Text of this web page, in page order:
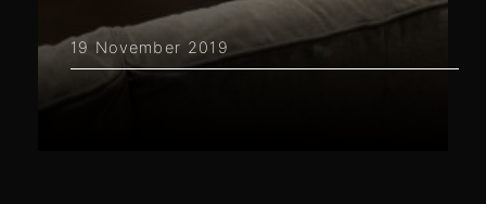
19 November 2019